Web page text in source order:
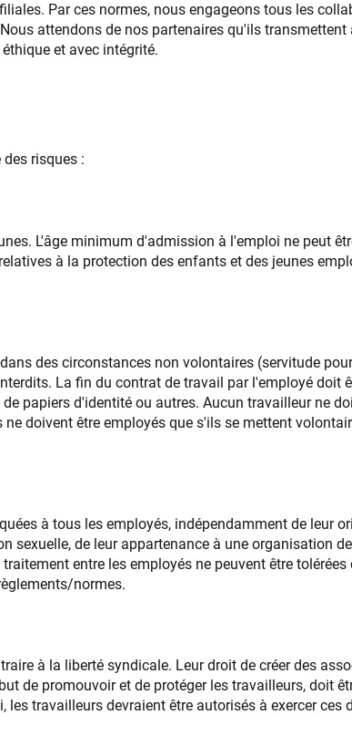
Par ces normes, nous engageons tous les
attendons de nos partenaires qu'ils transmettent
et avec intégrité.
risques :
L'âge minimum d'admission à l'emploi ne peut
à la protection des enfants et des jeunes
des circonstances non volontaires (servitude
La fin du contrat de travail par l'employé doit
papiers d'identité ou autres. Aucun travailleur ne
doivent être employés que s'ils se mettent
à tous les employés, indépendamment de leur
sexuelle, de leur appartenance à une organisation
entre les employés ne peuvent être tolérées
normes.
à la liberté syndicale. Leur droit de créer des
de promouvoir et de protéger les travailleurs, doit
travailleurs devraient être autorisés à exercer ces